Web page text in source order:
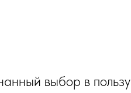
выбор в пользу